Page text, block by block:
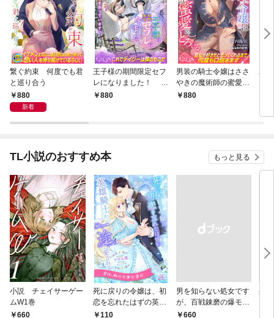
繋ぐ約束 何度でも君
と巡り合う
880
新着
王子様の期間限定セフ
レになりました！ 錬
金術でヒミツのお薬を
880
男装の騎士令嬢はささ
やきの魔術師の蜜愛に
とろける
880
工
ト
TL小説のおすすめ本 もっと見る
小説 チェイサーゲー
ムW1巻
660
死に戻りの令嬢は、初
恋を忘れたはずの英雄
騎士から一途に愛され
110
男を知らない処女です
が、百戦錬磨の爆モテ
護衛騎士様をえっちに
￥660
身